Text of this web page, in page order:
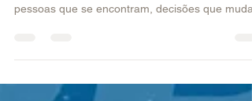
Trinta anos não são apenas uma marca no
rumos....